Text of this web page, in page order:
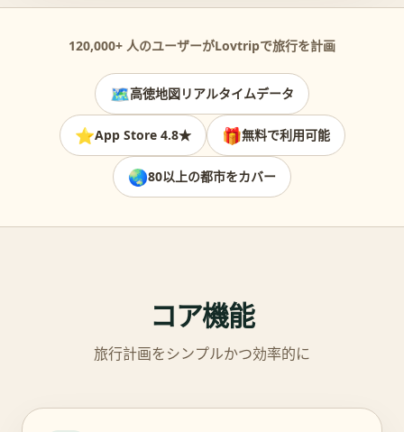
120,000+ 人のユーザーがLovtripで旅行を計画
🗺️高徳地図リアルタイムデータ
⭐App Store 4.8★ 🎁無料で利用可能
🌏80以上の都市をカバー
コア機能
旅行計画をシンプルかつ効率的に